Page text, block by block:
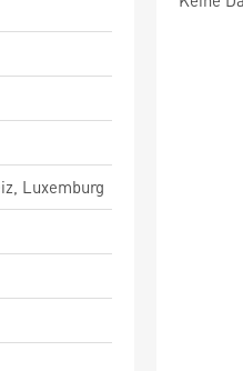
Luxemburg